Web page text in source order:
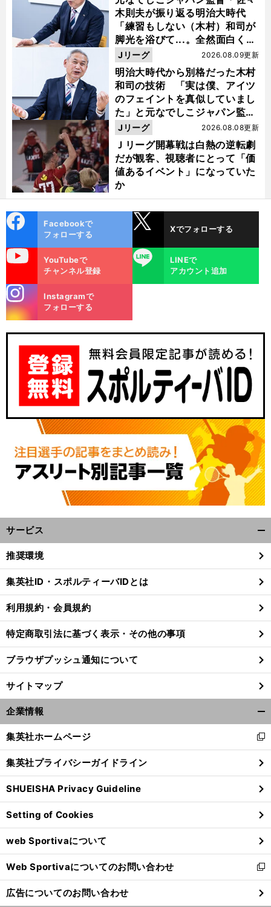
木則夫が振り返る明治大時代
「練習もしない（木村）和司が
脚光を浴びて...。全然面白くな
い４年間でした」
明治大時代から別格だった木村
和司の技術 「実は僕、アイツ
のフェイントを真似していまし
た」と元なでしこジャパン監
督・佐々木則夫
2026.08.09更新
Jリーグ
Ｊリーグ開幕戦は白熱の逆転劇
だが観客、視聴者にとって「価
値あるイベント」になっていた
か
2026.08.08更新
Jリーグ
ok
Facebookで
フォローする
Xでフォローする
YouTubeで
チャンネル登録
LINE
LINEで
アカウント追加
m
Instagramで
フォローする
サービス
閉
る
推奨環境
集英社ID・スポルティーバIDとは
利用規約・会員規約
特定商取引法に基づく表示・その他の事項
ブラウザプッシュ通知について
サイトマップ
企業情報
閉
る
集英社ホームページ
新
し
い
ウ
ィ
ン
ド
ウ
で
開
く
集英社プライバシーガイドライン
SHUEISHA Privacy Guideline
Setting of Cookies
web Sportivaについて
Web Sportivaについてのお問い合わせ
新
し
い
広告についてのお問い合わせ